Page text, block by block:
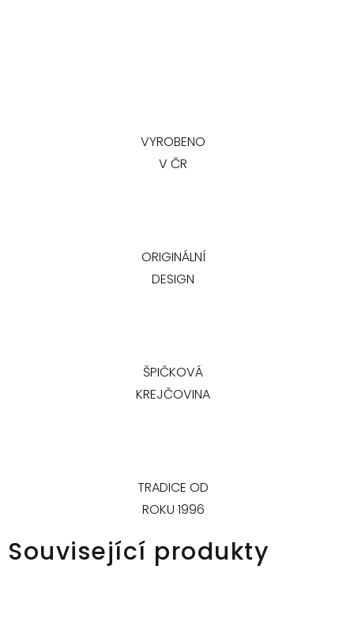
VYROBENO
V ČR
ORIGINÁLNÍ
DESIGN
ŠPIČKOVÁ
KREJČOVINA
TRADICE OD
ROKU 1996
Související produkty